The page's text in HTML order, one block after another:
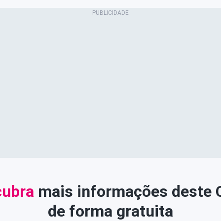
mais informações deste
de forma gratuita